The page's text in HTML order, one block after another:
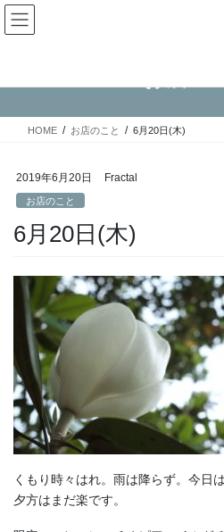
コ
ン
ス
ナ
ビ
ン
HOME お店のこと 6月20日(木)
2019年6月20日 Fractal
お店のこと
6月20日(木)
くもり時々はれ。雨は降らず。今日
夕方はまだ楽です。